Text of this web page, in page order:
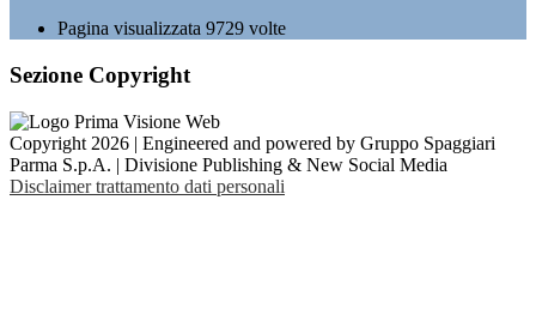
Pagina visualizzata 9729 volte
Sezione Copyright
Copyright 2026 | Engineered and powered by Gruppo Spaggiari
Parma S.p.A. | Divisione Publishing & New Social Media
Disclaimer trattamento dati personali